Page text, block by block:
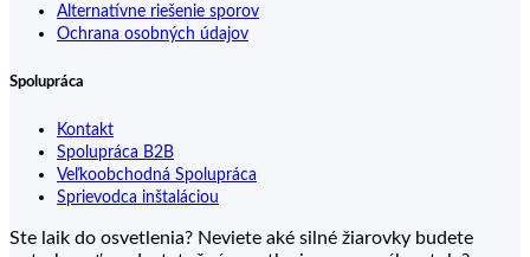
Alternatívne riešenie sporov
Ochrana osobných údajov
Spolupráca
Kontakt
Spolupráca B2B
Veľkoobchodná Spolupráca
Sprievodca inštaláciou
Ste laik do osvetlenia? Neviete aké silné žiarovky budete